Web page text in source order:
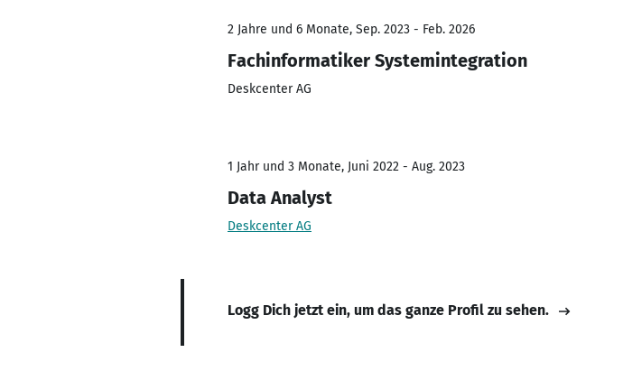
2 Jahre und 6 Monate, Sep. 2023 - Feb. 2026
Fachinformatiker Systemintegration
Deskcenter AG
1 Jahr und 3 Monate, Juni 2022 - Aug. 2023
Data Analyst
Deskcenter AG
Logg Dich jetzt ein, um das ganze Profil zu sehen.